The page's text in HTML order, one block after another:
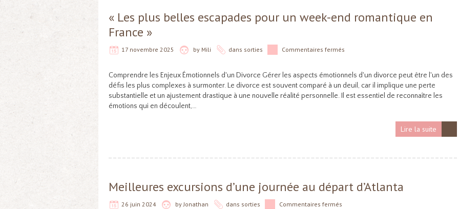
« Les plus belles escapades pour un week-end romantique en
France »
17 novembre 2025 by Mili dans sorties Commentaires fermés
Comprendre les Enjeux Émotionnels d'un Divorce Gérer les aspects émotionnels d'un divorce peut être l'un des
défis les plus complexes à surmonter. Le divorce est souvent comparé à un deuil, car il implique une perte
substantielle et un ajustement drastique à une nouvelle réalité personnelle. Il est essentiel de reconnaître les
émotions qui en découlent,…
Lire la suite
Meilleures excursions d’une journée au départ d’Atlanta
26 juin 2024 byJonathan dans sorties Commentaires fermés